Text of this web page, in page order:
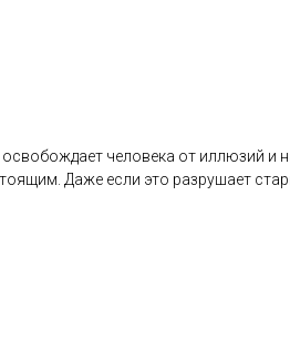
человека от иллюзий и
Даже если это разрушает